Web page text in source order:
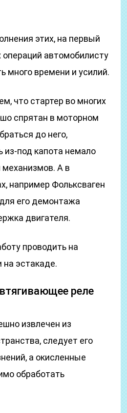
этих, на первый
автомобилисту
много времени и усилий.
что стартер во многих
спрятан в моторном
до него,
из-под капота немало
А в
например Фольксваген
его демонтажа
двигателя.
проводить на
на эстакаде.
реле
извлечен из
следует его
а окисленные
обработать